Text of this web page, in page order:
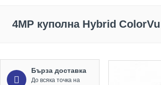
4MP куполна Hybrid
Бърза доставка
До всяка точка на